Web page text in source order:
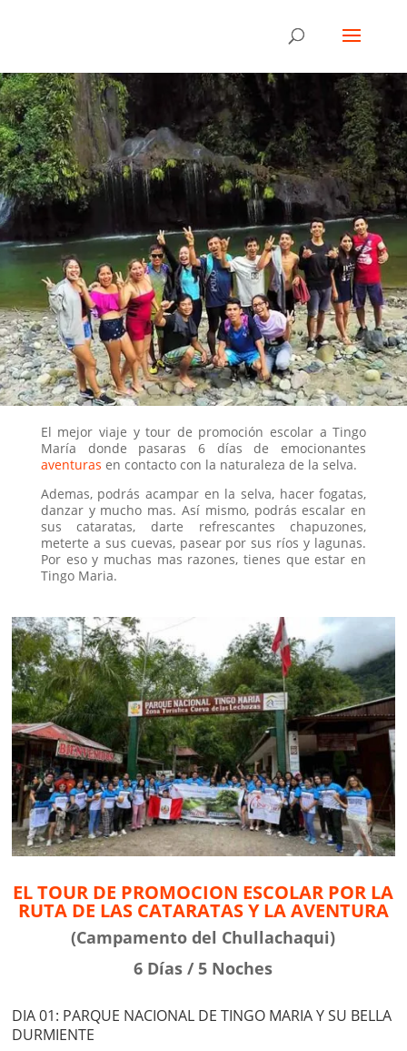
El mejor viaje y tour de promoción escolar a Tingo
María donde pasaras 6 días de emocionantes
aventuras en contacto con la naturaleza de la selva.
Ademas, podrás acampar en la selva, hacer fogatas,
danzar y mucho mas. Así mismo, podrás escalar en
sus cataratas, darte refrescantes chapuzones,
meterte a sus cuevas, pasear por sus ríos y lagunas.
Por eso y muchas mas razones, tienes que estar en
Tingo Maria.
EL TOUR DE PROMOCION ESCOLAR POR LA
RUTA DE LAS CATARATAS Y LA AVENTURA
(Campamento del Chullachaqui)
6 Días / 5 Noches
DIA 01: PARQUE NACIONAL DE TINGO MARIA Y SU BELLA
DURMIENTE